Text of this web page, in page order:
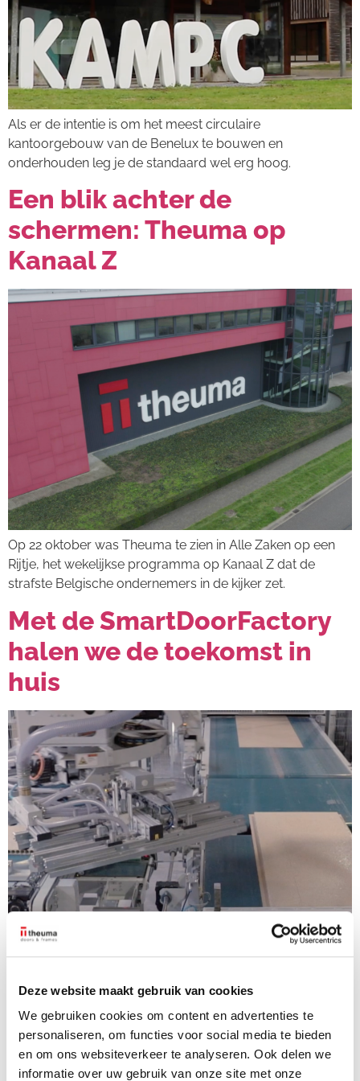
Deze website maakt gebruik van cookies
We gebruiken cookies om content en advertenties te
personaliseren, om functies voor social media te bieden
en om ons websiteverkeer te analyseren. Ook delen we
informatie over uw gebruik van onze site met onze
Als er de intentie is om het meest circulaire
kantoorgebouw van de Benelux te bouwen en
onderhouden leg je de standaard wel erg hoog.
Een blik achter de
schermen: Theuma op
Kanaal Z
Op 22 oktober was Theuma te zien in Alle Zaken op een
Rijtje, het wekelijkse programma op Kanaal Z dat de
strafste Belgische ondernemers in de kijker zet.
Met de SmartDoorFactory
halen we de toekomst in
huis
zuignappen van de SmartDoorFactory verplaatsen en
Bezoek Nijkerk aan
Bekkevoort